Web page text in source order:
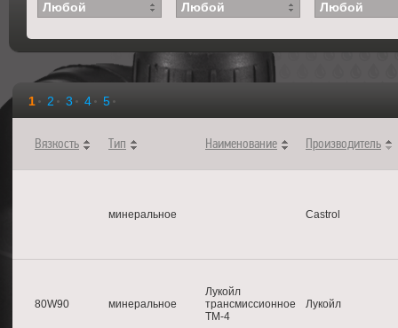
Любой Любой Любой
1 2 3 4 5
Вязкость Тип Наименование Производитель
минеральное Castrol
80W90 минеральное
Лукойл
трансмиссионное
ТМ-4
Лукойл